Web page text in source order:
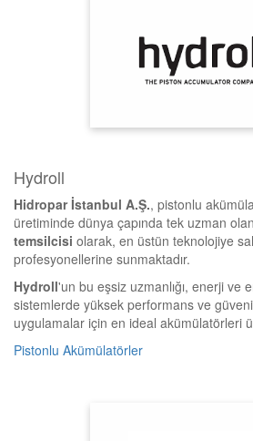
Hydroll
Hidropar İstanbul A.Ş., pistonlu
üretiminde dünya çapında tek uzman olan
temsilcisi olarak, en üstün teknolojiye
profesyonellerine sunmaktadır.
Hydroll'un bu eşsiz uzmanlığı, enerji ve
sistemlerde yüksek performans ve
uygulamalar için en ideal akümülatörleri
Pistonlu Akümülatörler